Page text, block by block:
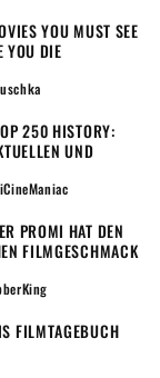
YOU MUST SEE
YOU DIE
250 HISTORY:
UND
TOPLISTE DER
PROMI HAT DEN
FILMGESCHMACK
FILMTAGEBUCH